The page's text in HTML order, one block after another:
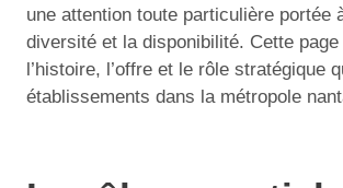
une attention toute particulière portée
diversité et la disponibilité. Cette
l’histoire, l’offre et le rôle stratégique
établissements dans la métropole